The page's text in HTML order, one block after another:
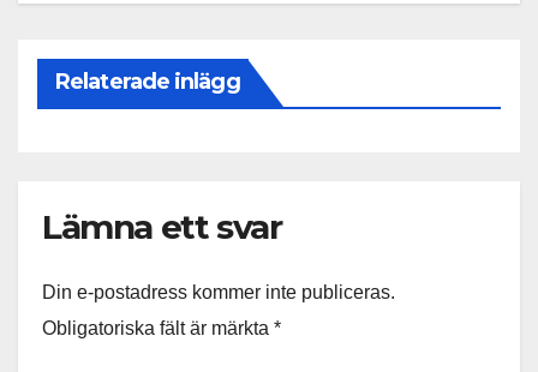
Relaterade inlägg
Lämna ett svar
Din e-postadress kommer inte publiceras.
Obligatoriska fält är märkta *